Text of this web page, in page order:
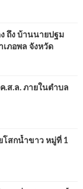
ถึง บ้านนายปฐม
เภอพล จังหวัด
.ส.ล. ภายในตำบล
โสกน้ำขาว หมู่ที่ 1